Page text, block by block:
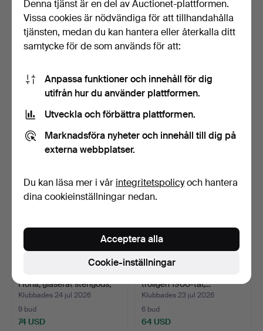
OKÄND KONSTNÄR
(DANMARK, 1900-TAL).
Klubbades 26 jul 2026
11 bud
GUNNAR HANSSON.
Äpple, glaserat stengods, …
Klubbades 25 jul 2026
1 bud
Höna, glaserat stengods,
s…
Klubbades 24 jul 2026
9 bud
74 USD
troligen 1900-tal,…
Klubbades 23 jul 2026
6 bud
64 USD
Denna tjänst är en del av Auctionet-plattformen.
Vissa cookies är nödvändiga för att tillhandahålla
tjänsten, medan du kan hantera eller återkalla ditt
samtycke för de som används för att:
Anpassa funktioner och innehåll för dig
utifrån hur du använder plattformen.
Utveckla och förbättra plattformen.
Marknadsföra nyheter och innehåll till dig på
externa webbplatser.
Du kan läsa mer i vår integritetspolicyoch hantera
dina cookieinställningar nedan.
Cookie-inställningar
Acceptera alla